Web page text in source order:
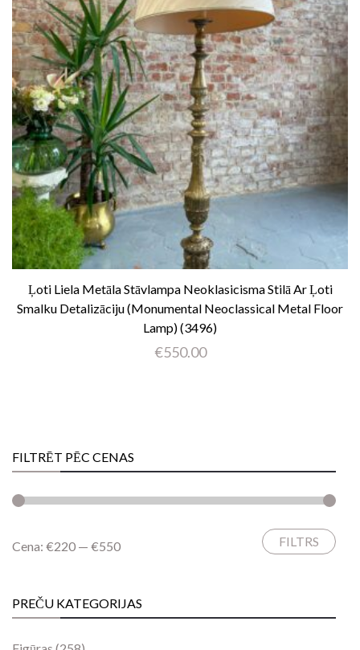
Ļoti Liela Metāla Stāvlampa Neoklasicisma Stilā Ar Ļoti
Smalku Detalizāciju (Monumental Neoclassical Metal Floor
Lamp) (3496)
€550.00
FILTRĒT PĒC CENAS
Min.
Maks.
FILTRS
Cena: €220 — €550
PREČU KATEGORIJAS